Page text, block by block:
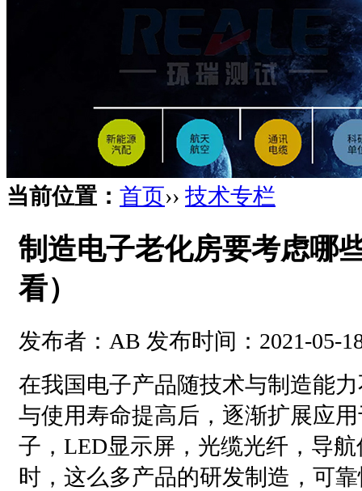
当前位置： 首页›› 技术专栏
制造电子老化房要考虑哪
看）
发布者：AB 发布时间：2021-05-
在我国电子产品随技术与制造能
与使用寿命提高后，逐渐扩展应
子，LED显示屏，光缆光纤，导
时，这么多产品的研发制造，可